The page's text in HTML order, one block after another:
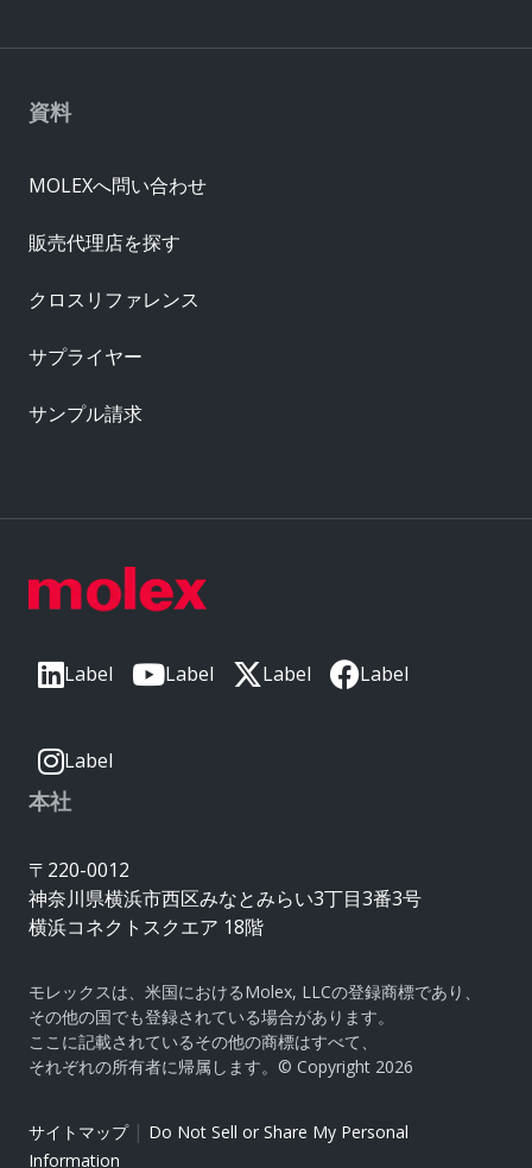
Label Label Label Label
Label
本社
〒220-0012
神奈川県横浜市西区みなとみらい3丁目3番3号
横浜コネクトスクエア 18階
モレックスは、米国におけるMolex, LLCの登録商標であり、
その他の国でも登録されている場合があります。
ここに記載されているその他の商標はすべて、
それぞれの所有者に帰属します。© Copyright 2026
サイトマップ| Do Not Sell or Share My Personal
Information
資料
MOLEXへ問い合わせ
販売代理店を探す
クロスリファレンス
サプライヤー
サンプル請求